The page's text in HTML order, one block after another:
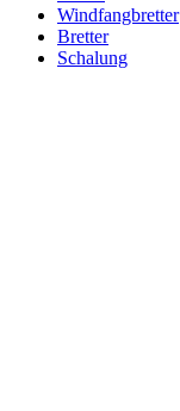
Windfangbretter
Bretter
Schalung